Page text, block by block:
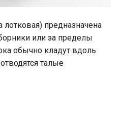
лотковая) предназначена
или за пределы
обычно кладут вдоль
талые